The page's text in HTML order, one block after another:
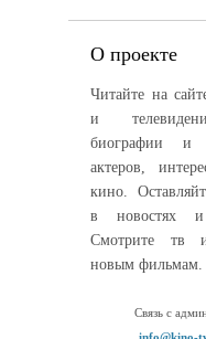
О проекте
Читайте на
и
биографии и
актеров,
кино.
в новостях
Смотрите тв
новым фильмам.
Связь с